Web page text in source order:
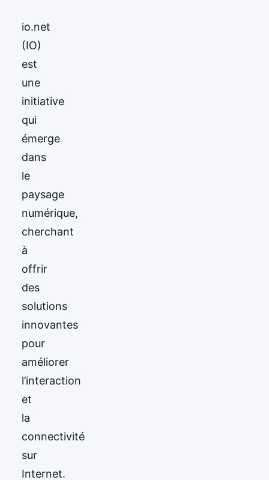
io.net
(IO)
est
une
initiative
qui
émerge
dans
le
paysage
numérique,
cherchant
à
offrir
des
solutions
innovantes
pour
améliorer
l’interaction
et
la
connectivité
sur
Internet.